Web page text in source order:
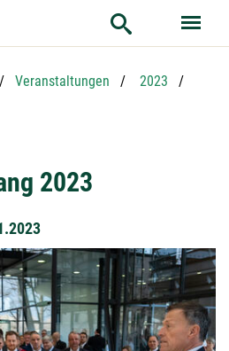
Veranstaltungen
2023
2023